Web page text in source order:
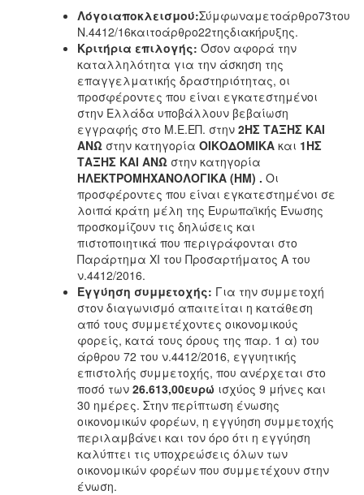
Λόγοιαποκλεισμού:Σύμφωναμετοάρθρο73του
Ν.4412/16καιτοάρθρο22τηςδιακήρυξης.
Κριτήρια επιλογής: Όσον αφορά την
καταλληλότητα για την άσκηση της
επαγγελματικής δραστηριότητας, οι
προσφέροντες που είναι εγκατεστημένοι
στην Ελλάδα υποβάλλουν βεβαίωση
εγγραφής στο Μ.Ε.ΕΠ. στην 2ΗΣ ΤΑΞΗΣ ΚΑΙ
ΑΝΩ στην κατηγορία ΟΙΚΟΔΟΜΙΚΑ και 1ΗΣ
ΤΑΞΗΣ ΚΑΙ ΑΝΩ στην κατηγορία
ΗΛΕΚΤΡΟΜΗΧΑΝΟΛΟΓΙΚΑ (ΗΜ) . Οι
προσφέροντες που είναι εγκατεστημένοι σε
λοιπά κράτη μέλη της Ευρωπαϊκής Ένωσης
προσκομίζουν τις δηλώσεις και
πιστοποιητικά που περιγράφονται στο
Παράρτημα XI του Προσαρτήματος Α του
ν.4412/2016.
Εγγύηση συμμετοχής: Για την συμμετοχή
στον διαγωνισμό απαιτείται η κατάθεση
από τους συμμετέχοντες οικονομικούς
φορείς, κατά τους όρους της παρ. 1 α) του
άρθρου 72 του ν.4412/2016, εγγυητικής
επιστολής συμμετοχής, που ανέρχεται στο
ποσό των 26.613,00ευρώ ισχύος 9 μήνες και
30 ημέρες. Στην περίπτωση ένωσης
οικονομικών φορέων, η εγγύηση συμμετοχής
περιλαμβάνει και τον όρο ότι η εγγύηση
καλύπτει τις υποχρεώσεις όλων των
οικονομικών φορέων που συμμετέχουν στην
ένωση.